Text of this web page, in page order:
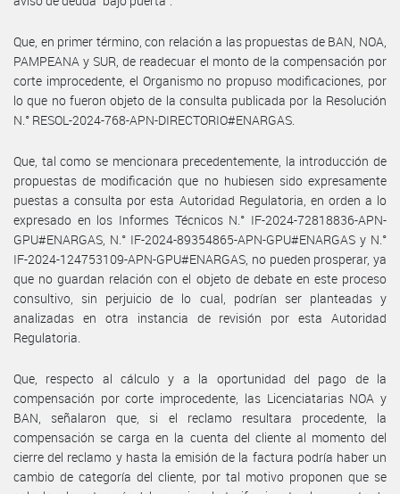
Que, en primer término, con relación a las propuestas de BAN, NOA,
PAMPEANA y SUR, de readecuar el monto de la compensación por
corte improcedente, el Organismo no propuso modificaciones, por
lo que no fueron objeto de la consulta publicada por la Resolución
N.° RESOL-2024-768-APN-DIRECTORIO#ENARGAS.
Que, tal como se mencionara precedentemente, la introducción de
propuestas de modificación que no hubiesen sido expresamente
puestas a consulta por esta Autoridad Regulatoria, en orden a lo
expresado en los Informes Técnicos N.° IF-2024-72818836-APN-
GPU#ENARGAS, N.° IF-2024-89354865-APN-GPU#ENARGAS y N.°
IF-2024-124753109-APN-GPU#ENARGAS, no pueden prosperar, ya
que no guardan relación con el objeto de debate en este proceso
consultivo, sin perjuicio de lo cual, podrían ser planteadas y
analizadas en otra instancia de revisión por esta Autoridad
Regulatoria.
Que, respecto al cálculo y a la oportunidad del pago de la
compensación por corte improcedente, las Licenciatarias NOA y
BAN, señalaron que, si el reclamo resultara procedente, la
compensación se carga en la cuenta del cliente al momento del
cierre del reclamo y hasta la emisión de la factura podría haber un
cambio de categoría del cliente, por tal motivo proponen que se